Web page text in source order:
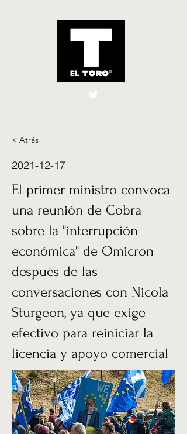
El Toro España
< Atrás
2021-12-17
El primer ministro convoca
una reunión de Cobra
sobre la "interrupción
económica" de Omicron
después de las
conversaciones con Nicola
Sturgeon, ya que exige
efectivo para reiniciar la
licencia y apoyo comercial